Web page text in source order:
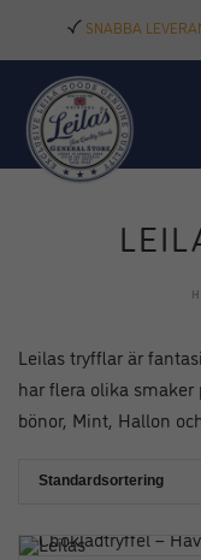
SNABBA
Leilas tryfflar är
har flera olika smaker
bönor, Mint, Hallon